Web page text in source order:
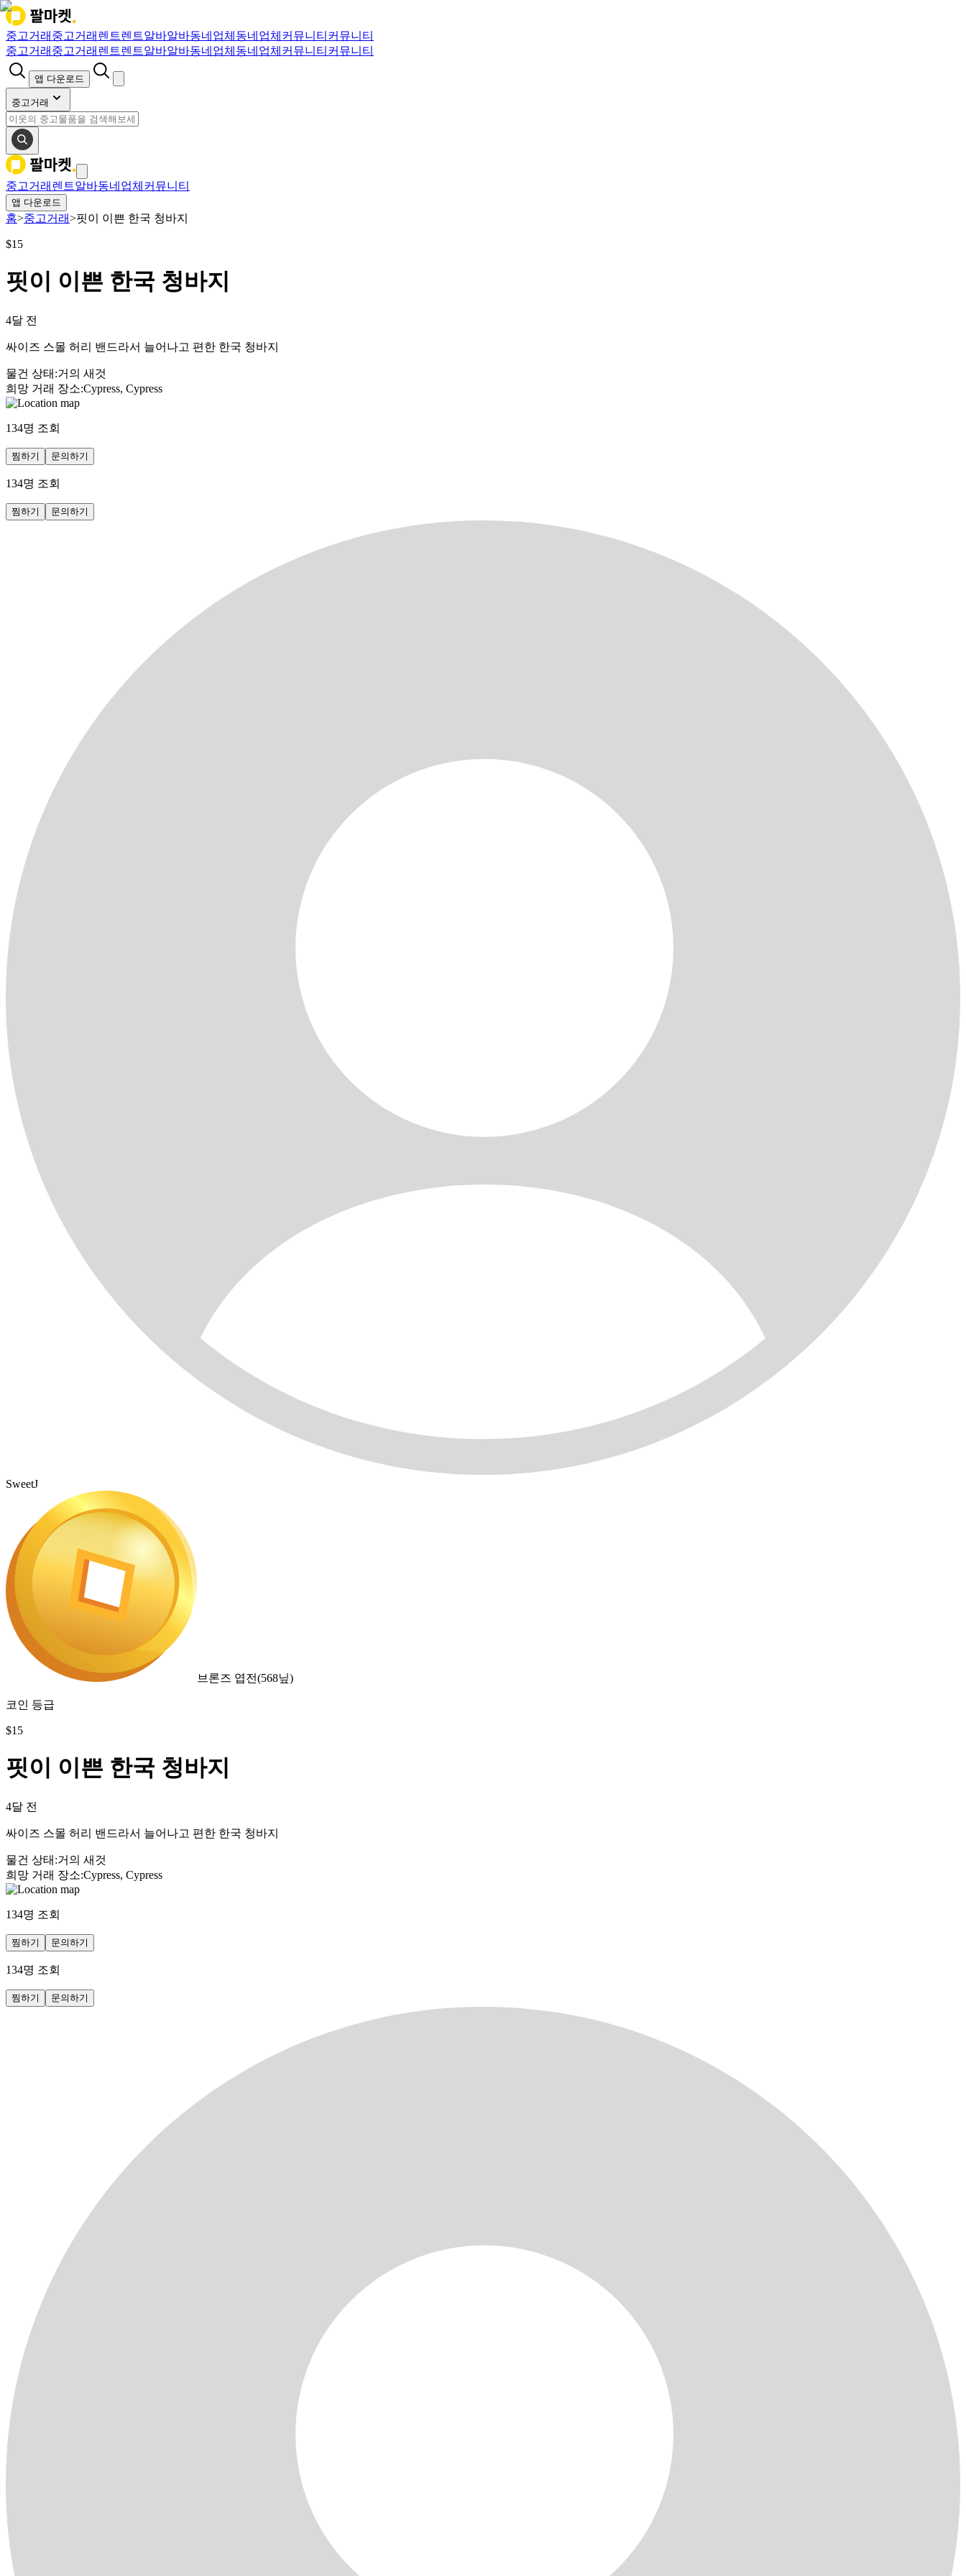
중고거래 중고거래 렌트렌트알바알바동네업체 동네업체 커뮤니티 커뮤니티
중고거래 중고거래 렌트렌트알바알바동네업체 동네업체 커뮤니티 커뮤니티
앱 다운로드
중고거래
중고거래 렌트알바동네업체 커뮤니티
앱 다운로드
홈>중고거래>핏이 이쁜 한국 청바지
$15
핏이 이쁜 한국 청바지
4달 전
싸이즈 스몰 허리 밴드라서 늘어나고 편한 한국 청바지
물건 상태 :거의 새것
희망 거래 장소:Cypress, Cypress
134명 조회
찜하기 문의하기
134명 조회
찜하기 문의하기
SweetJ
브론즈 엽전(568닢)
코인 등급
$15
핏이 이쁜 한국 청바지
4달 전
싸이즈 스몰 허리 밴드라서 늘어나고 편한 한국 청바지
물건 상태 :거의 새것
희망 거래 장소:Cypress, Cypress
134명 조회
찜하기 문의하기
134명 조회
찜하기 문의하기